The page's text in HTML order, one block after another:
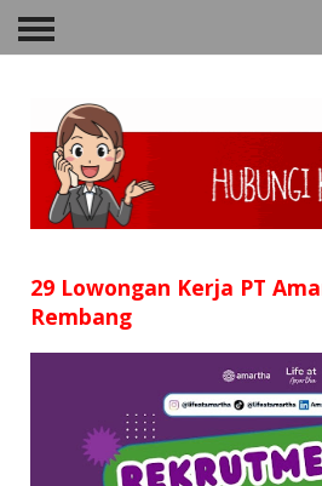
HOME
SMP
D3
29 Lowongan Kerja PT
Rembang